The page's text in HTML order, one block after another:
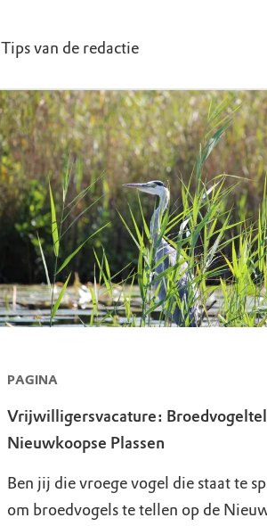
Tips van de redactie
PAGINA
Vrijwilligersvacature:
Nieuwkoopse Plassen
Ben jij die vroege vogel die staat te
om broedvogels te tellen op de